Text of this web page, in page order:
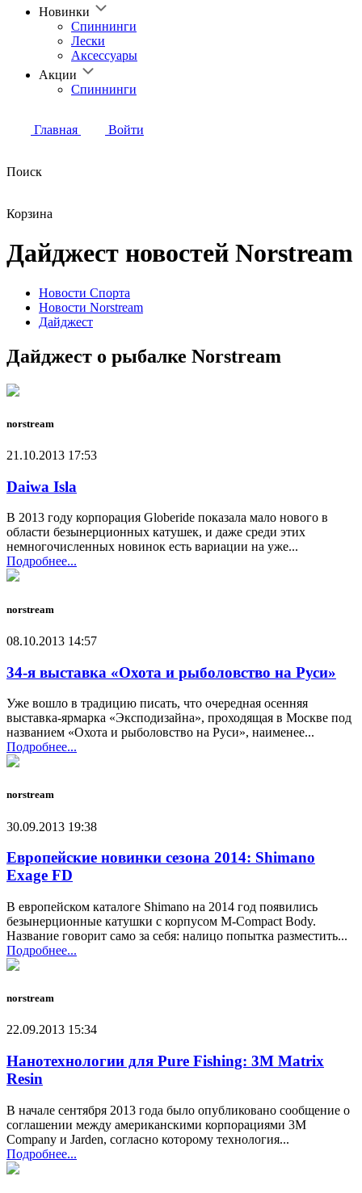
Новинки
Спиннинги
Лески
Аксессуары
Акции
Спиннинги
Главная Войти
Поиск
Корзина
Дайджест новостей Norstream
Новости Спорта
Новости Norstream
Дайджест
Дайджест о рыбалке Norstream
norstream
21.10.2013 17:53
Daiwa Isla
В 2013 году корпорация Globeride показала мало нового в
области безынерционных катушек, и даже среди этих
немногочисленных новинок есть вариации на уже...
Подробнее...
norstream
08.10.2013 14:57
34-я выставка «Охота и рыболовство на Руси»
Уже вошло в традицию писать, что очередная осенняя
выставка-ярмарка «Эксподизайна», проходящая в Москве под
названием «Охота и рыболовство на Руси», наименее...
Подробнее...
norstream
30.09.2013 19:38
Европейские новинки сезона 2014: Shimano
Exage FD
В европейском каталоге Shimano на 2014 год появились
безынерционные катушки с корпусом M-Compact Body.
Название говорит само за себя: налицо попытка разместить...
Подробнее...
norstream
22.09.2013 15:34
Нанотехнологии для Pure Fishing: 3M Matrix
Resin
В начале сентября 2013 года было опубликовано сообщение о
соглашении между американскими корпорациями 3M
Company и Jarden, согласно которому технология...
Подробнее...